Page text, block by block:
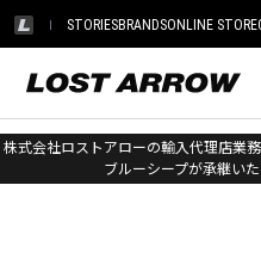
STORIESBRANDSONLINE STORE
株式会社ロストアローの輸入代理店業
ブルーシープが承継いた
ホーム > メトリウス > カラビナ・